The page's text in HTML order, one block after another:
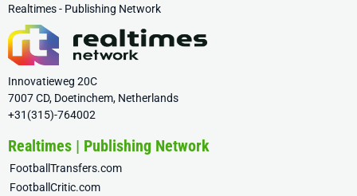
Realtimes - Publishing Network
Innovatieweg 20C
7007 CD, Doetinchem, Netherlands
+31(315)-764002
Realtimes | Publishing Network
FootballTransfers.com
FootballCritic.com